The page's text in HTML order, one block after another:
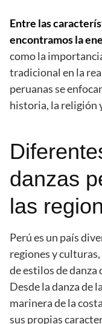
Entre las
encontramos la
como la
tradicional en la
peruanas se
historia, la religión
danzas
las
Perú es un país
regiones y
de estilos de danza
Desde la danza de
marinera de la
sus propias